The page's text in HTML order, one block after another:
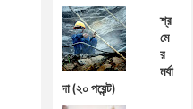
শ্র
মে
র
মর্যা
দা (২০ পয়েন্ট)